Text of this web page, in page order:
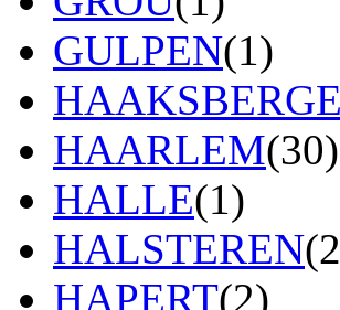
GULPEN(1)
HAARLEM(30)
HALLE(1)
HALSTEREN
HAPERT(2)